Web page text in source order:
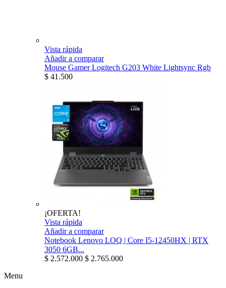
Vista rápida
Añadir a comparar
Mouse Gamer Logitech G203 White Lightsync Rgb
$ 41.500
¡OFERTA!
Vista rápida
Añadir a comparar
Notebook Lenovo LOQ | Core I5-12450HX | RTX
3050 6GB...
$ 2.572.000 $ 2.765.000
Menu